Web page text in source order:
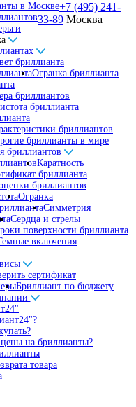
в Москве
бриллианта
Огранка бриллианта
бриллиантов
бриллианта
бриллиантов
бриллианты в мире
бриллиантов
Каратность
бриллианта
бриллиантов
Огранка
Симметрия
Сердца и стрелы
поверхности бриллианта
включения
сертификат
Бриллиант по бюджету
на бриллианты?
товара
+7 (495) 241-
33-89 Москва